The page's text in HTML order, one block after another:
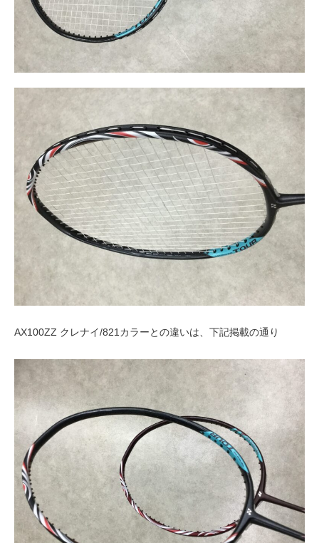
AX100ZZ クレナイ/821カラーとの違いは、下記掲載の通り